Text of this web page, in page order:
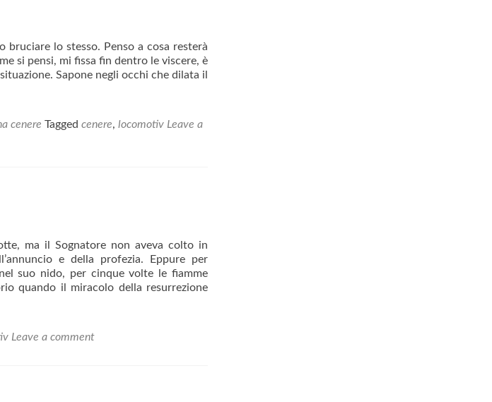
bruciare lo stesso. Penso a cosa resterà
si pensi, mi fissa fin dentro le viscere, è
Sapone negli occhi che dilata il
cenere Tagged cenere, locomotiv Leave a
ma il Sognatore non aveva colto in
e della profezia. Eppure per
suo nido, per cinque volte le fiamme
quando il miracolo della resurrezione
Leave a comment